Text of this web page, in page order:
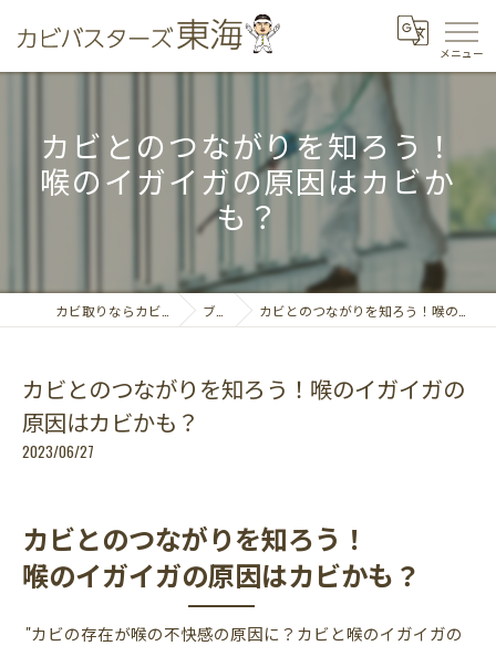
カビとのつながりを知ろう！
喉のイガイガの原因はカビか
も？
ブログ カビとのつながりを知ろう！喉のイガイガの原因はカビかも？
カビとのつながりを知ろう！喉のイガイガの
原因はカビかも？
2023/06/27
カビとのつながりを知ろう！
喉のイガイガの原因はカビかも？
"カビの存在が喉の不快感の原因に？カビと喉のイガイガの